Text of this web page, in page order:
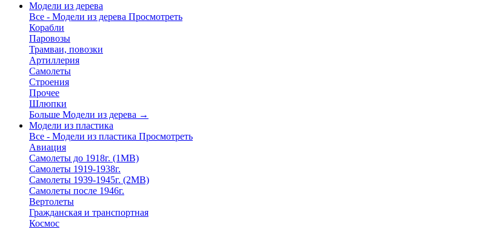
Модели из дерева
Все - Модели из дерева Просмотреть
Корабли
Паровозы
Трамваи, повозки
Артиллерия
Самолеты
Строения
Прочее
Шлюпки
Больше Модели из дерева →
Модели из пластика
Все - Модели из пластика Просмотреть
Авиация
Самолеты до 1918г. (1МВ)
Самолеты 1919-1938г.
Самолеты 1939-1945г. (2МВ)
Самолеты после 1946г.
Вертолеты
Гражданская и транспортная
Космос